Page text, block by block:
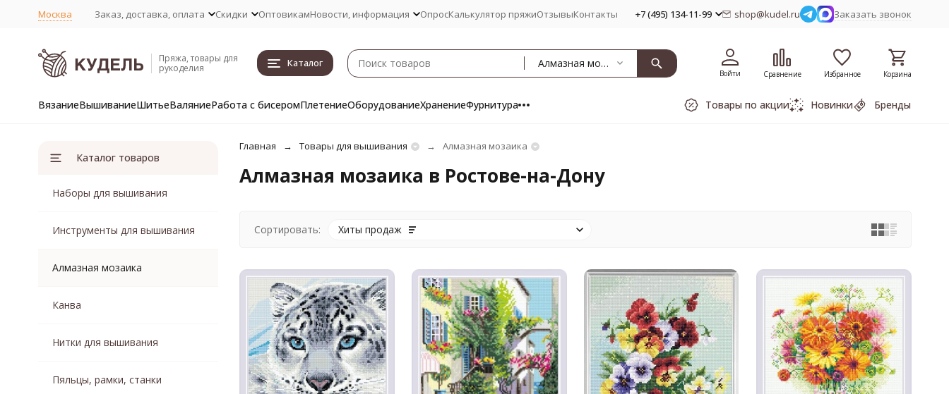
Москва Заказ, доставка, оплата Скидки ОптовикамНовости, информация ОпросКалькулятор пряжиОтзывыКонтакты +7 (495) 134-11-99 shop@kudel.ru Заказать звонок
Пряжа, товары для
рукоделия
Каталог Алмазная мозаика
Войти Сравнение Избранное Корзина
ВязаниеВышиваниеШитьеВаляниеРабота с бисеромПлетениеОборудованиеХранениеФурнитура Товары по акции Новинки Бренды
Главная Товары для вышивания Алмазная мозаика
Алмазная мозаика в Ростове-на-Дону
Сортировать: Хиты продаж
Каталог товаров
Наборы для вышивания
Инструменты для вышивания
Алмазная мозаика
Канва
Нитки для вышивания
Пяльцы, рамки, станки